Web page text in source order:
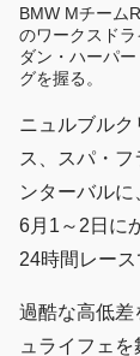
BMW Mチーム
のワークスドラ
ダン・ハーパ
グを握る。
ニュルブル
ス、スパ・
ンターバルに
6月1～2日に
24時間レース
過酷な高低差
ュライフェ